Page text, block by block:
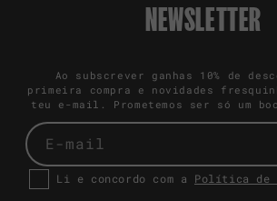
NEWSLETTER
Ao subscrever ganhas 10% de
primeira compra e novidades
teu e-mail. Prometemos ser só um
E-mail
Li e concordo com a Política de